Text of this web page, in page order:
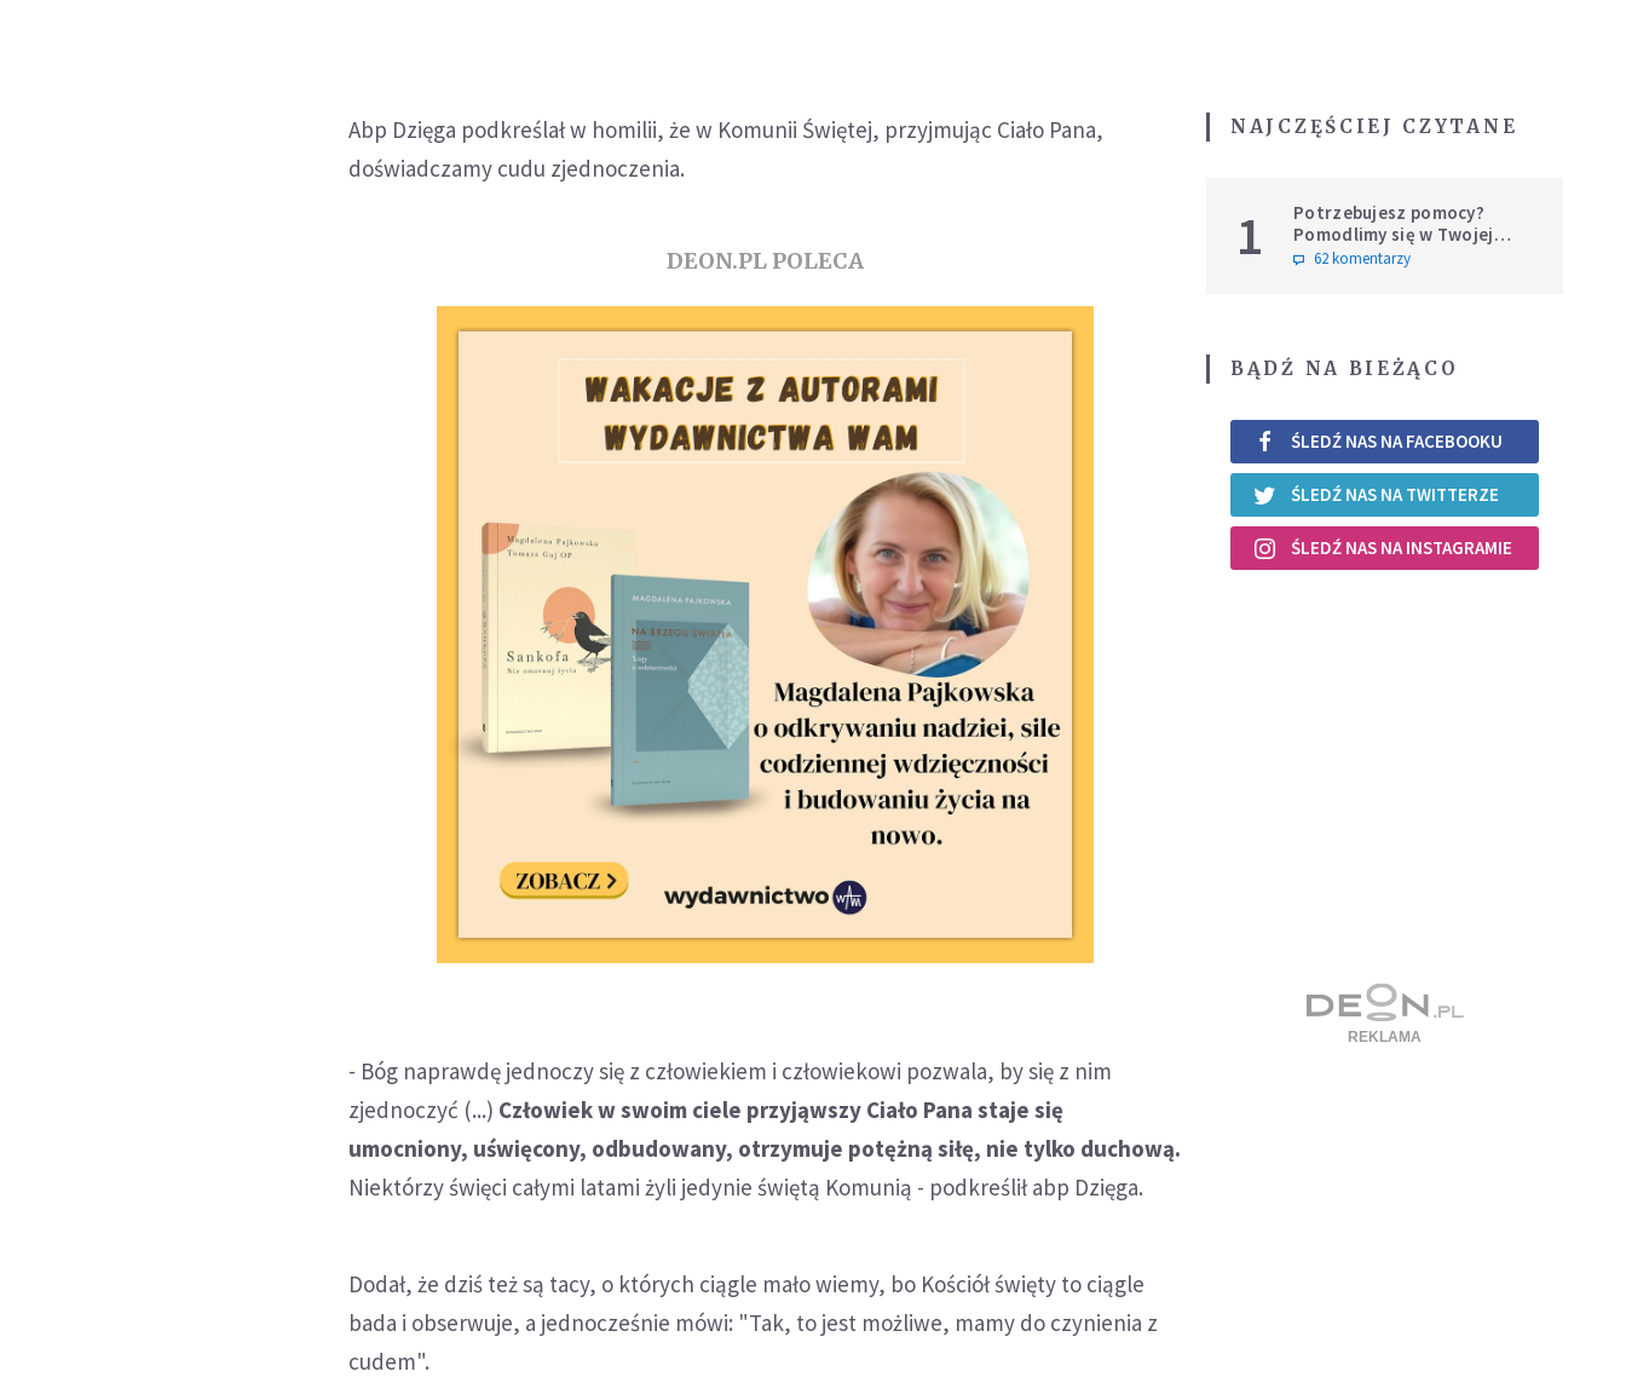
Abp Dzięga podkreślał w homilii, że w Komunii Świętej, przyjmując Ciało Pana,
doświadczamy cudu zjednoczenia.
DEON.PL POLECA
- Bóg naprawdę jednoczy się z człowiekiem i człowiekowi pozwala, by się z nim
zjednoczyć (...) Człowiek w swoim ciele przyjąwszy Ciało Pana staje się
umocniony, uświęcony, odbudowany, otrzymuje potężną siłę, nie tylko duchową.
Niektórzy święci całymi latami żyli jedynie świętą Komunią - podkreślił abp Dzięga.
Dodał, że dziś też są tacy, o których ciągle mało wiemy, bo Kościół święty to ciągle
bada i obserwuje, a jednocześnie mówi: "Tak, to jest możliwe, mamy do czynienia z
cudem".
NAJCZĘŚCIEJ CZYTANE
1
Potrzebujesz pomocy?
Pomodlimy się w Twojej
intencji
62 komentarzy
BĄDŹ NA BIEŻĄCO
ŚLEDŹ NAS NA FACEBOOKU
ŚLEDŹ NAS NA TWITTERZE
ŚLEDŹ NAS NA INSTAGRAMIE